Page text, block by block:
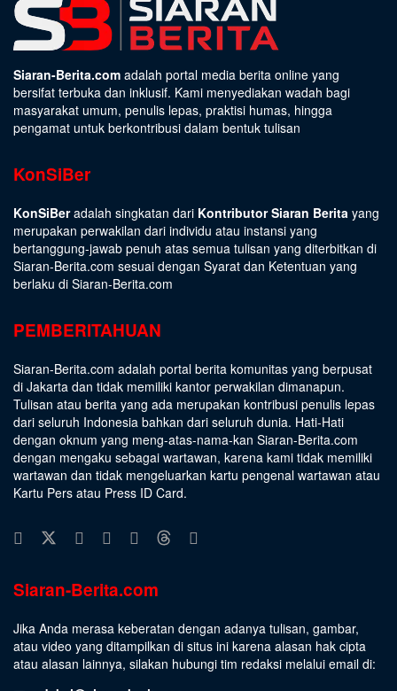
Siaran-Berita.com adalah portal media berita online yang
bersifat terbuka dan inklusif. Kami menyediakan wadah bagi
masyarakat umum, penulis lepas, praktisi humas, hingga
pengamat untuk berkontribusi dalam bentuk tulisan
KonSiBer
KonSiBeradalah singkatan dari Kontributor Siaran Berita yang
merupakan perwakilan dari individu atau instansi yang
bertanggung-jawab penuh atas semua tulisan yang diterbitkan di
Siaran-Berita.com sesuai dengan Syarat dan Ketentuan yang
berlaku di Siaran-Berita.com
PEMBERITAHUAN
Siaran-Berita.com adalah portal berita komunitas yang berpusat
di Jakarta dan tidak memiliki kantor perwakilan dimanapun.
Tulisan atau berita yang ada merupakan kontribusi penulis lepas
dari seluruh Indonesia bahkan dari seluruh dunia. Hati-Hati
dengan oknum yang meng-atas-nama-kan Siaran-Berita.com
dengan mengaku sebagai wartawan, karena kami tidak memiliki
wartawan dan tidak mengeluarkan kartu pengenal wartawan atau
Kartu Pers atau Press ID Card.
Siaran-Berita.com
Jika Anda merasa keberatan dengan adanya tulisan, gambar,
atau video yang ditampilkan di situs ini karena alasan hak cipta
atau alasan lainnya, silakan hubungi tim redaksi melalui email di: